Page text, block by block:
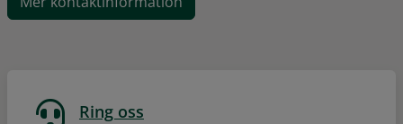
Ring oss